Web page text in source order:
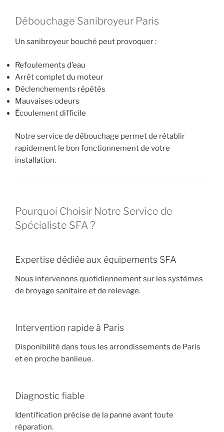
Débouchage Sanibroyeur Paris
Un sanibroyeur bouché peut provoquer :
Refoulements d’eau
Arrêt complet du moteur
Déclenchements répétés
Mauvaises odeurs
Écoulement difficile
Notre service de débouchage permet de rétablir
rapidement le bon fonctionnement de votre
installation.
Pourquoi Choisir Notre Service de
Spécialiste SFA ?
Expertise dédiée aux équipements SFA
Nous intervenons quotidiennement sur les systèmes
de broyage sanitaire et de relevage.
Intervention rapide à Paris
Disponibilité dans tous les arrondissements de Paris
et en proche banlieue.
Diagnostic fiable
Identification précise de la panne avant toute
réparation.